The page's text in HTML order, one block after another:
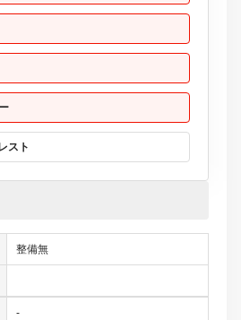
スト
整備無
-